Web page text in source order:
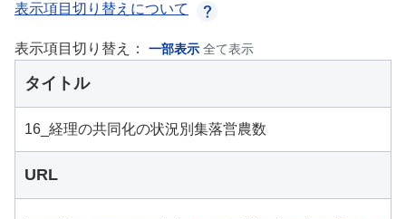
表示項目切り替えについて
表示項目切り替え： 一部表示 全て表示
タイトル
16_経理の共同化の状況別集落営農数
URL